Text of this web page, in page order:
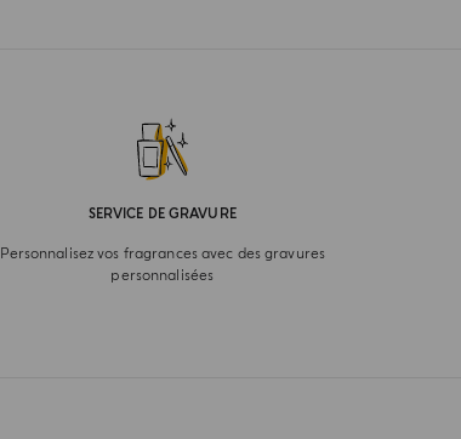
SERVICE DE GRAVURE
Personnalisez vos fragrances avec des gravures
personnalisées